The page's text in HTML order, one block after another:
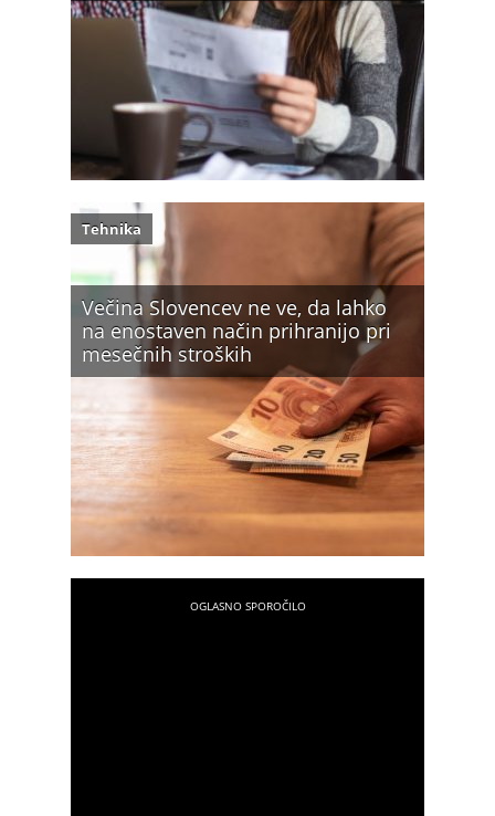
Večina Slovencev ne ve, da lahko
na enostaven način prihranijo pri
mesečnih stroških
Tehnika